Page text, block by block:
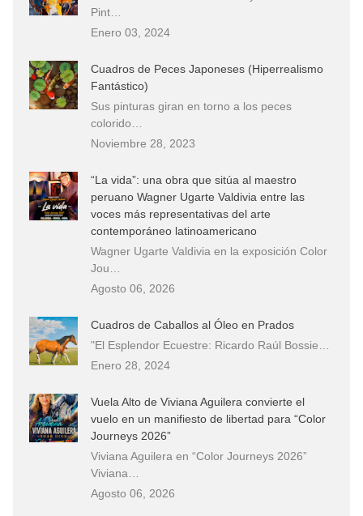
El mundo del arte en pintura surrealista
Pint…
Enero 03, 2024
Cuadros de Peces Japoneses (Hiperrealismo
Fantástico)
Sus pinturas giran en torno a los peces
colorido…
Noviembre 28, 2023
“La vida”: una obra que sitúa al maestro
peruano Wagner Ugarte Valdivia entre las
voces más representativas del arte
contemporáneo latinoamericano
Wagner Ugarte Valdivia en la exposición Color
Jou…
Agosto 06, 2026
Cuadros de Caballos al Óleo en Prados
"El Esplendor Ecuestre: Ricardo Raúl Bossie…
Enero 28, 2024
Vuela Alto de Viviana Aguilera convierte el
vuelo en un manifiesto de libertad para “Color
Journeys 2026”
Viviana Aguilera en “Color Journeys 2026”
Viviana…
Agosto 06, 2026